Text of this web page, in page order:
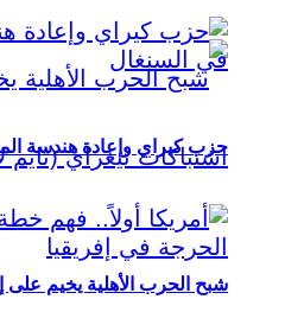
شبح الحرب الأهلية يخيم على
حزب كيراي وإعادة هندسة